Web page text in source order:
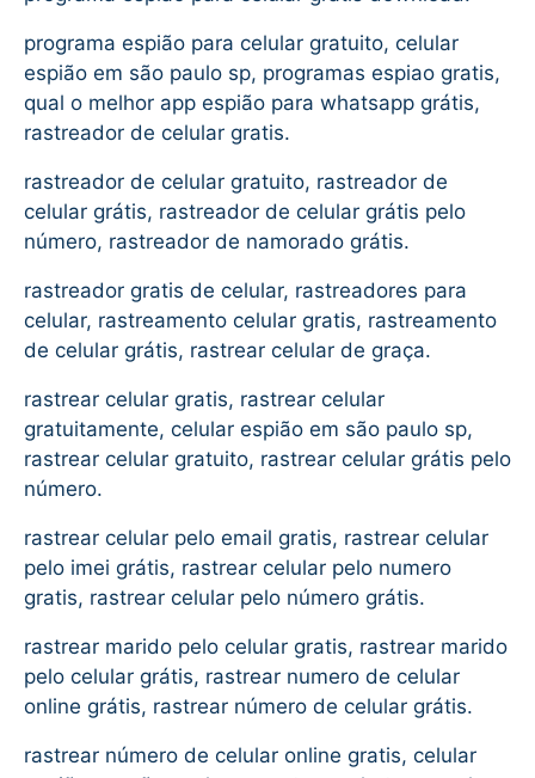
programa espião para celular gratuito, celular
espião em são paulo sp, programas espiao gratis,
qual o melhor app espião para whatsapp grátis,
rastreador de celular gratis.
rastreador de celular gratuito, rastreador de
celular grátis, rastreador de celular grátis pelo
número, rastreador de namorado grátis.
rastreador gratis de celular, rastreadores para
celular, rastreamento celular gratis, rastreamento
de celular grátis, rastrear celular de graça.
rastrear celular gratis, rastrear celular
gratuitamente, celular espião em são paulo sp,
rastrear celular gratuito, rastrear celular grátis pelo
número.
rastrear celular pelo email gratis, rastrear celular
pelo imei grátis, rastrear celular pelo numero
gratis, rastrear celular pelo número grátis.
rastrear marido pelo celular gratis, rastrear marido
pelo celular grátis, rastrear numero de celular
online grátis, rastrear número de celular grátis.
rastrear número de celular online gratis, celular